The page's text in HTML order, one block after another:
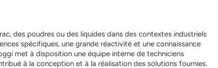
des poudres ou des liquides dans des contextes industriels
spécifiques, une grande réactivité et une connaissance
met à disposition une équipe interne de techniciens
à la conception et à la réalisation des solutions fournies.